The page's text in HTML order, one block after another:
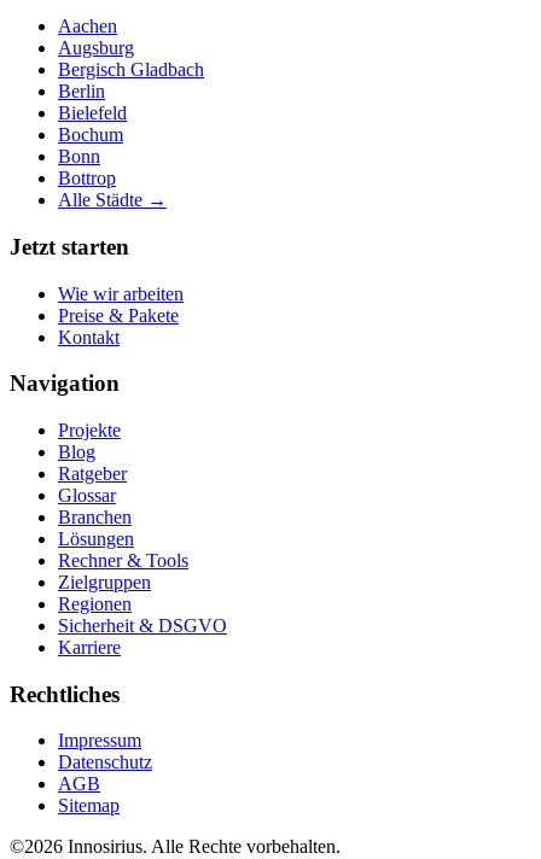
Aachen
Augsburg
Bergisch Gladbach
Berlin
Bielefeld
Bochum
Bonn
Bottrop
Alle Städte →
Jetzt starten
Wie wir arbeiten
Preise & Pakete
Kontakt
Navigation
Projekte
Blog
Ratgeber
Glossar
Branchen
Lösungen
Rechner & Tools
Zielgruppen
Regionen
Sicherheit & DSGVO
Karriere
Rechtliches
Impressum
Datenschutz
AGB
Sitemap
©2026 Innosirius. Alle Rechte vorbehalten.